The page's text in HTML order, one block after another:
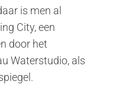
is men al
City, een
door het
Waterstudio, als